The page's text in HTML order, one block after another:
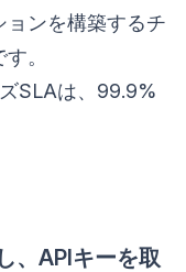
ンを構築するチ
。
SLAは、99.9%
、APIキーを取